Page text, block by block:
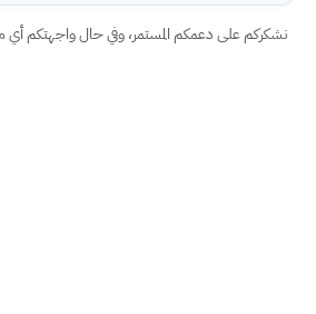
نشكركم على دعمكم المستمر، وفي حال واجهتكم أي